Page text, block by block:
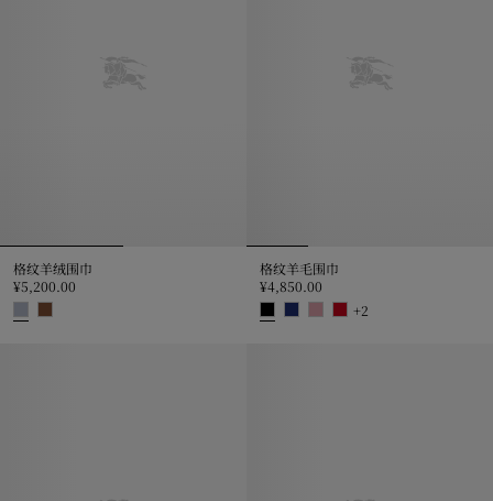
格纹羊绒围巾
¥5,200.00
格纹羊毛围巾
¥4,850.00
+2